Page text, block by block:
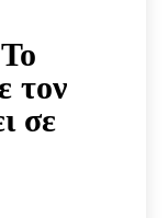
τον
σε